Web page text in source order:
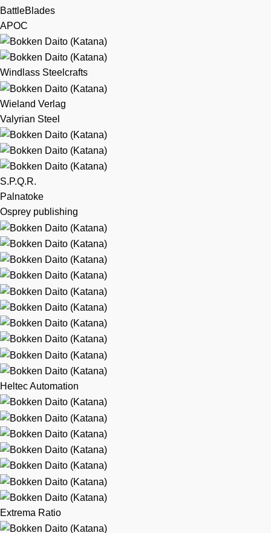
BattleBlades
APOC
Windlass Steelcrafts
Wieland Verlag
Valyrian Steel
S.P.Q.R.
Palnatoke
Osprey publishing
Heltec Automation
Extrema Ratio